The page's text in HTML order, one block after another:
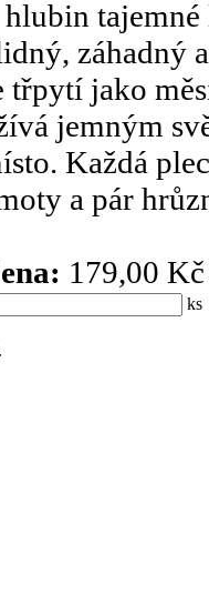
záhadný
třpytí jako
jemným
Každá
a pár
179,00 Kč